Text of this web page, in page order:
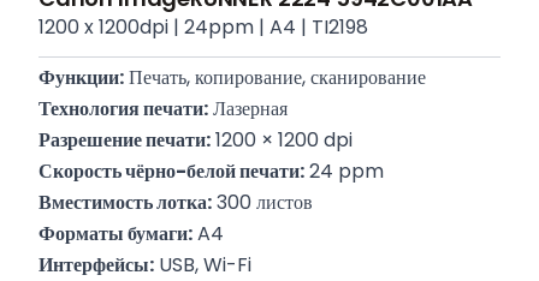
1200 x 1200dpi | 24ppm | A4 | TI2198
Функции: Печать, копирование, сканирование
Технология печати: Лазерная
Разрешение печати: 1200 × 1200 dpi
Скорость чёрно-белой печати: 24 ppm
Вместимость лотка: 300 листов
Форматы бумаги: A4
Интерфейсы: USB, Wi-Fi